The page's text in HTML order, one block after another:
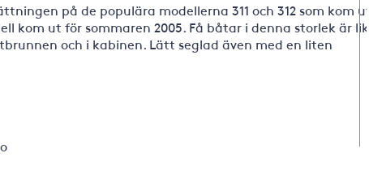
på de populära modellerna 311 och 312 som kom ut
kom ut för sommaren 2005. Få båtar i denna storlek är lika
och i kabinen. Lätt seglad även med en liten